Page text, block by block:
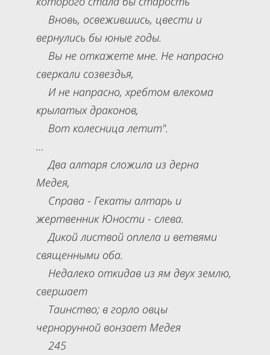
Вновь, освежившись, цвести и
вернулись бы юные годы.
Вы не откажете мне. Не напрасно
сверкали созвездья,
И не напрасно, хребтом влекома
крылатых драконов,
Вот колесница летит".
…
Два алтаря сложила из дерна
Медея,
Справа - Гекаты алтарь и
жертвенник Юности - слева.
Дикой листвой оплела и ветвями
священными оба.
Недалеко откидав из ям двух землю,
свершает
Таинство; в горло овцы
чернорунной вонзает Медея
245